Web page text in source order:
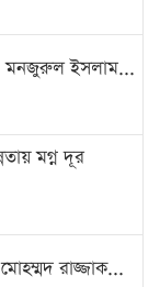
মনজুরুল ইসলাম...
মগ্ন দূর
রাজ্জাক...